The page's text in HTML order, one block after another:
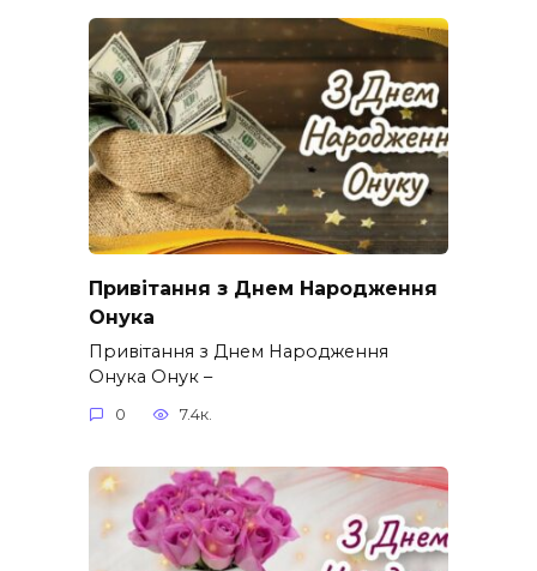
Привітання з Днем Народження
Онука
Привітання з Днем Народження
Онука Онук –
0 7.4к.